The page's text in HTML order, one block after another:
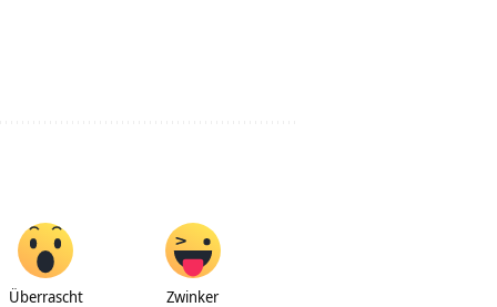
Überrascht Zwinker